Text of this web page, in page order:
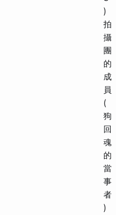
)
拍
攝
團
的
成
員
(
狗
回
魂
的
當
事
者
)